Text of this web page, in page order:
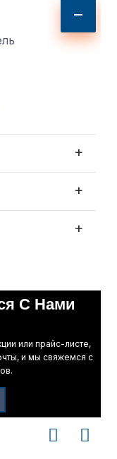
+
+
+
С Нами
или прайс-листе,
и мы свяжемся с